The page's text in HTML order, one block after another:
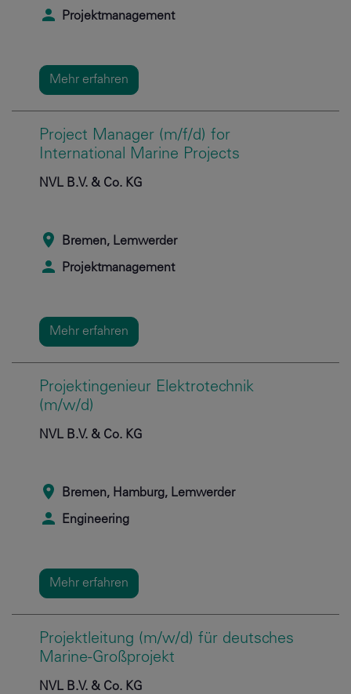
Projektmanagement
Mehr erfahren
Project Manager (m/f/d) for
International Marine Projects
NVL B.V. & Co. KG
Bremen, Lemwerder
Projektmanagement
Mehr erfahren
Projektingenieur Elektrotechnik
(m/w/d)
NVL B.V. & Co. KG
Bremen, Hamburg, Lemwerder
Engineering
Mehr erfahren
Projektleitung (m/w/d) für deutsches
Marine-Großprojekt
NVL B.V. & Co. KG